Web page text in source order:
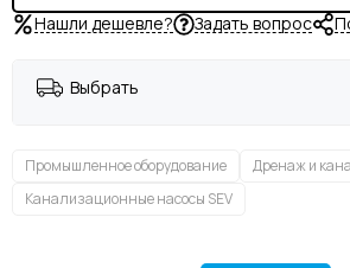
Нашли дешевле? Задать вопрос
Выбрать
Промышленное оборудование
Дренаж и
Канализационные насосы SEV